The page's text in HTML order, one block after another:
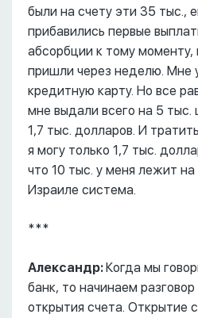
были на счету эти 35 тыс.,
прибавились первые
абсорбции к тому моменту,
пришли через неделю. Мне
кредитную карту. Но все
мне выдали всего на 5 тыс.
1,7 тыс. долларов. И
я могу только 1,7 тыс.
что 10 тыс. у меня лежит на
Израиле система.
***
Александр:Когда мы
банк, то начинаем
открытия счета. Открытие